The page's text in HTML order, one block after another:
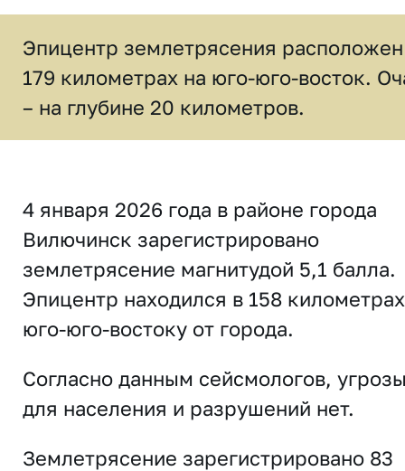
Эпицентр землетрясения
179 километрах на юго-юго-восток.
– на глубине 20 километров.
4 января 2026 года в районе города
Вилючинск зарегистрировано
землетрясение магнитудой 5,1 балла.
Эпицентр находился в 158
юго-юго-востоку от города.
Согласно данным сейсмологов,
для населения и разрушений нет.
Землетрясение зарегистрировано 83